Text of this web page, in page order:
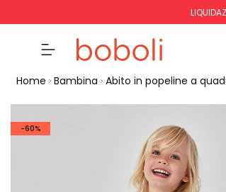
Home Bambina Abito in popeline a
-60%